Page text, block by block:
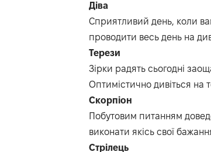
Діва
Сприятливий день, коли
проводити весь день на
Терези
Зірки радять сьогодні
Оптимістично дивіться на
Скорпіон
Побутовим питанням
виконати якісь свої
Стрілець